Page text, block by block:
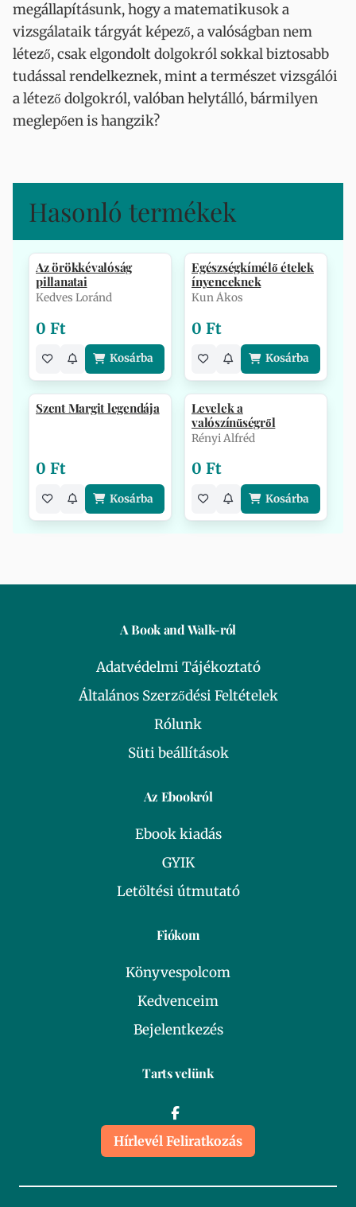
megállapításunk, hogy a matematikusok a
vizsgálataik tárgyát képező, a valóságban nem
létező, csak elgondolt dolgokról sokkal biztosabb
tudással rendelkeznek, mint a természet vizsgálói
a létező dolgokról, valóban helytálló, bármilyen
meglepően is hangzik?
Hasonló termékek
Az örökkévalóság
pillanatai
Kedves Loránd
0 Ft
Kosárba
Egészségkímélő ételek
ínyenceknek
Kun Ákos
0 Ft
Kosárba
Szent Margit legendája
0 Ft
Kosárba
Levelek a
valószínűségről
Rényi Alfréd
0 Ft
Kosárba
A Book and Walk-ról
Adatvédelmi Tájékoztató
Általános Szerződési Feltételek
Rólunk
Süti beállítások
Az Ebookról
Ebook kiadás
GYIK
Letöltési útmutató
Fiókom
Könyvespolcom
Kedvenceim
Bejelentkezés
Tarts velünk
Hírlevél Feliratkozás